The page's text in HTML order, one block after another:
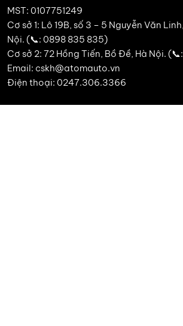
MST: 0107751249
Cơ sở 1: Lô 19B, số 3 – 5 Nguyễn Văn
Nội. (📞: 0898 835 835)
Cơ sở 2: 72 Hồng Tiến, Bồ Đề, Hà Nội.
Email: cskh@atomauto.vn
Điện thoại: 0247.306.3366